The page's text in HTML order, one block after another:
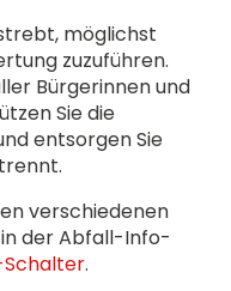
möglichst
zuzuführen.
Bürgerinnen und
Sie die
entsorgen Sie
verschiedenen
der Abfall-Info-
.